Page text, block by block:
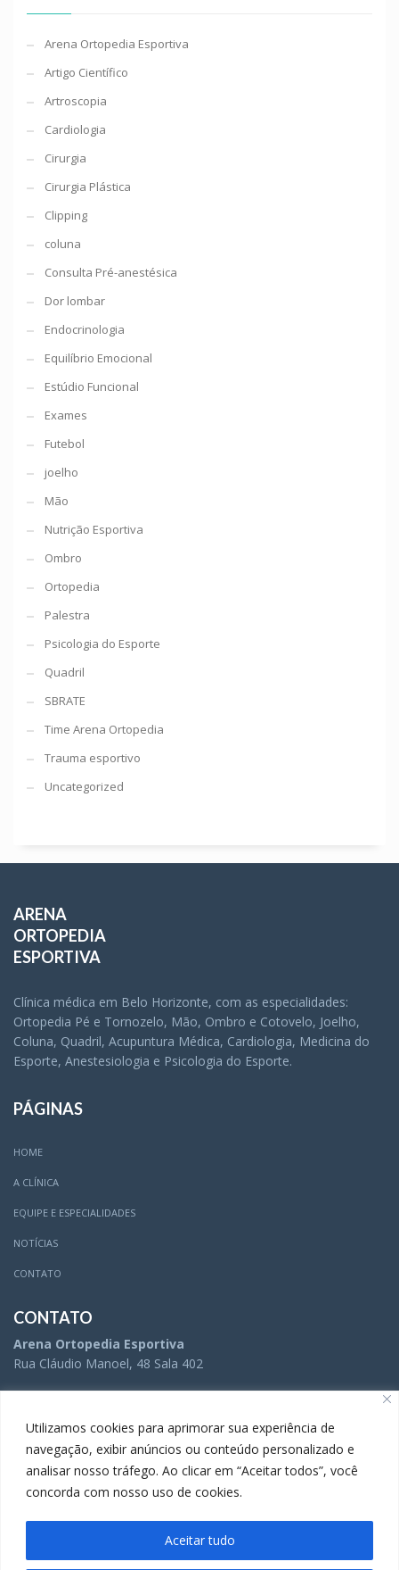
Utilizamos cookies para aprimorar sua experiência de
navegação, exibir anúncios ou conteúdo personalizado e
analisar nosso tráfego. Ao clicar em “Aceitar todos”, você
concorda com nosso uso de cookies.
Aceitar tudo
Arena Ortopedia Esportiva
Artigo Científico
Artroscopia
Cardiologia
Cirurgia
Cirurgia Plástica
Clipping
coluna
Consulta Pré-anestésica
Dor lombar
Endocrinologia
Equilíbrio Emocional
Estúdio Funcional
Exames
Futebol
joelho
Mão
Nutrição Esportiva
Ombro
Ortopedia
Palestra
Psicologia do Esporte
Quadril
SBRATE
Time Arena Ortopedia
Trauma esportivo
Uncategorized
ARENA
ORTOPEDIA
ESPORTIVA
Clínica médica em Belo Horizonte, com as especialidades:
Ortopedia Pé e Tornozelo, Mão, Ombro e Cotovelo, Joelho,
Coluna, Quadril, Acupuntura Médica, Cardiologia, Medicina do
Esporte, Anestesiologia e Psicologia do Esporte.
PÁGINAS
HOME
A CLÍNICA
EQUIPE E ESPECIALIDADES
NOTÍCIAS
CONTATO
CONTATO
Arena Ortopedia Esportiva
Rua Cláudio Manoel, 48 Sala 402
(31) 3504-5005
(31) 3283-9738
A Comunicação da Arena Ortopedia Esportiva é gerenciada porMovida